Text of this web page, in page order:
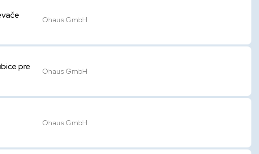
Ohaus GmbH
pre
Ohaus GmbH
Ohaus GmbH